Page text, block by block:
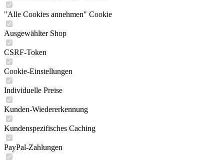
"Alle Cookies annehmen" Cookie
Ausgewählter Shop
CSRF-Token
Cookie-Einstellungen
Individuelle Preise
Kunden-Wiedererkennung
Kundenspezifisches Caching
PayPal-Zahlungen